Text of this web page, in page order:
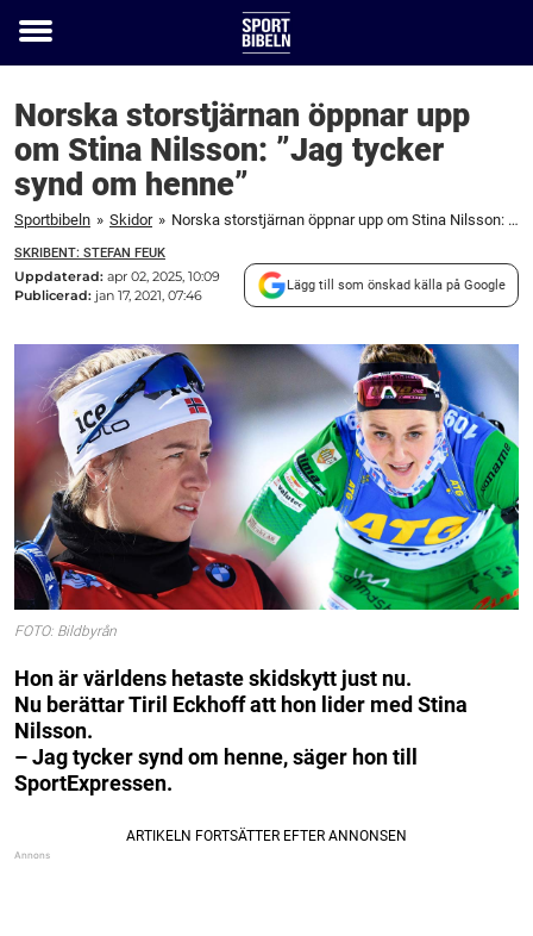
Toggle
Norska storstjärnan öppnar upp
om Stina Nilsson: ”Jag tycker
synd om henne”
Sportbibeln » Skidor » Norska storstjärnan öppnar upp om Stina Nilsson: "Jag tycker synd om henne"
SKRIBENT: STEFAN FEUK
Uppdaterad: apr 02, 2025, 10:09
Publicerad: jan 17, 2021, 07:46
Lägg till som önskad källa på Google
FOTO: Bildbyrån
Hon är världens hetaste skidskytt just nu.
Nu berättar Tiril Eckhoff att hon lider med Stina
Nilsson.
– Jag tycker synd om henne, säger hon till
SportExpressen.